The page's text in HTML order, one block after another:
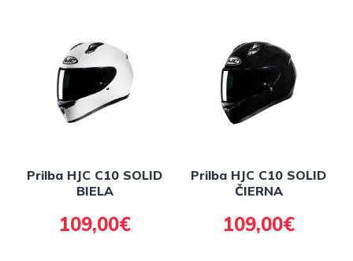
Prilba HJC C10 SOLID
BIELA
109,00€
Prilba HJC C10 SOLID
ČIERNA
109,00€